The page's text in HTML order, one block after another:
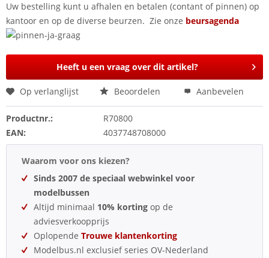
Uw bestelling kunt u afhalen en betalen (contant of pinnen) op
kantoor en op de diverse beurzen. Zie onze beursagenda
Heeft u een vraag over dit artikel?
Op verlanglijst Beoordelen Aanbevelen
Productnr.:
R70800
EAN:
4037748708000
Waarom voor ons kiezen?
Sinds 2007 de speciaal webwinkel voor
modelbussen
Altijd minimaal 10% korting op de
adviesverkoopprijs
Oplopende Trouwe klantenkorting
Modelbus.nl exclusief series OV-Nederland